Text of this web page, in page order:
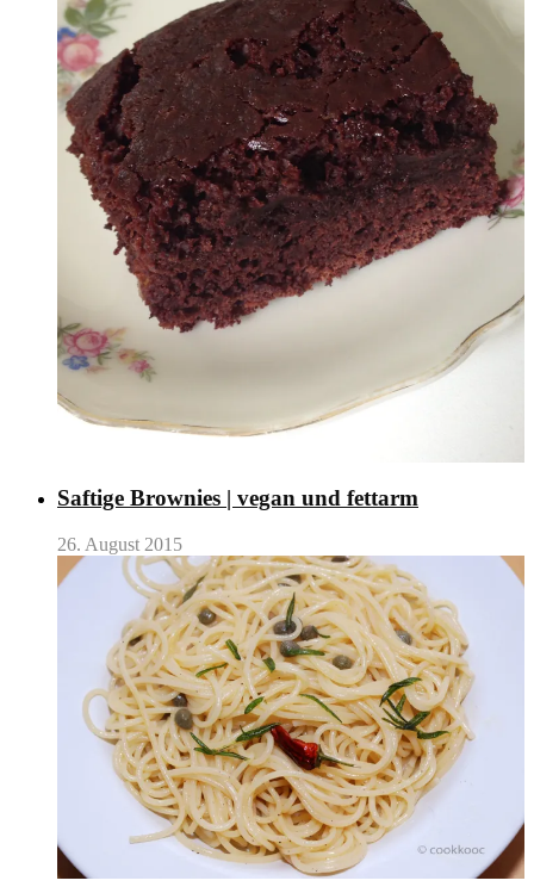
Saftige Brownies | vegan und fettarm
26. August 2015